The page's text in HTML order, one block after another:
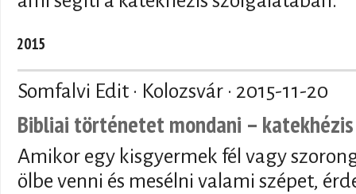
2015
Somfalvi Edit · Kolozsvár · 2015-11-20
Bibliai történetet mondani –
Amikor egy kisgyermek fél vagy
ölbe venni és mesélni valami szépet,